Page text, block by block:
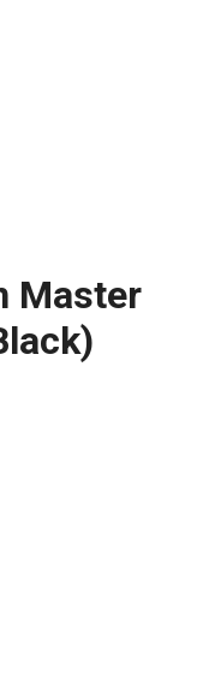
Master